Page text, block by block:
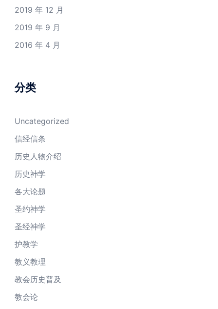
2019 年 12 月
2019 年 9 月
2016 年 4 月
分类
Uncategorized
信经信条
历史人物介绍
历史神学
各大论题
圣约神学
圣经神学
护教学
教义教理
教会历史普及
教会论